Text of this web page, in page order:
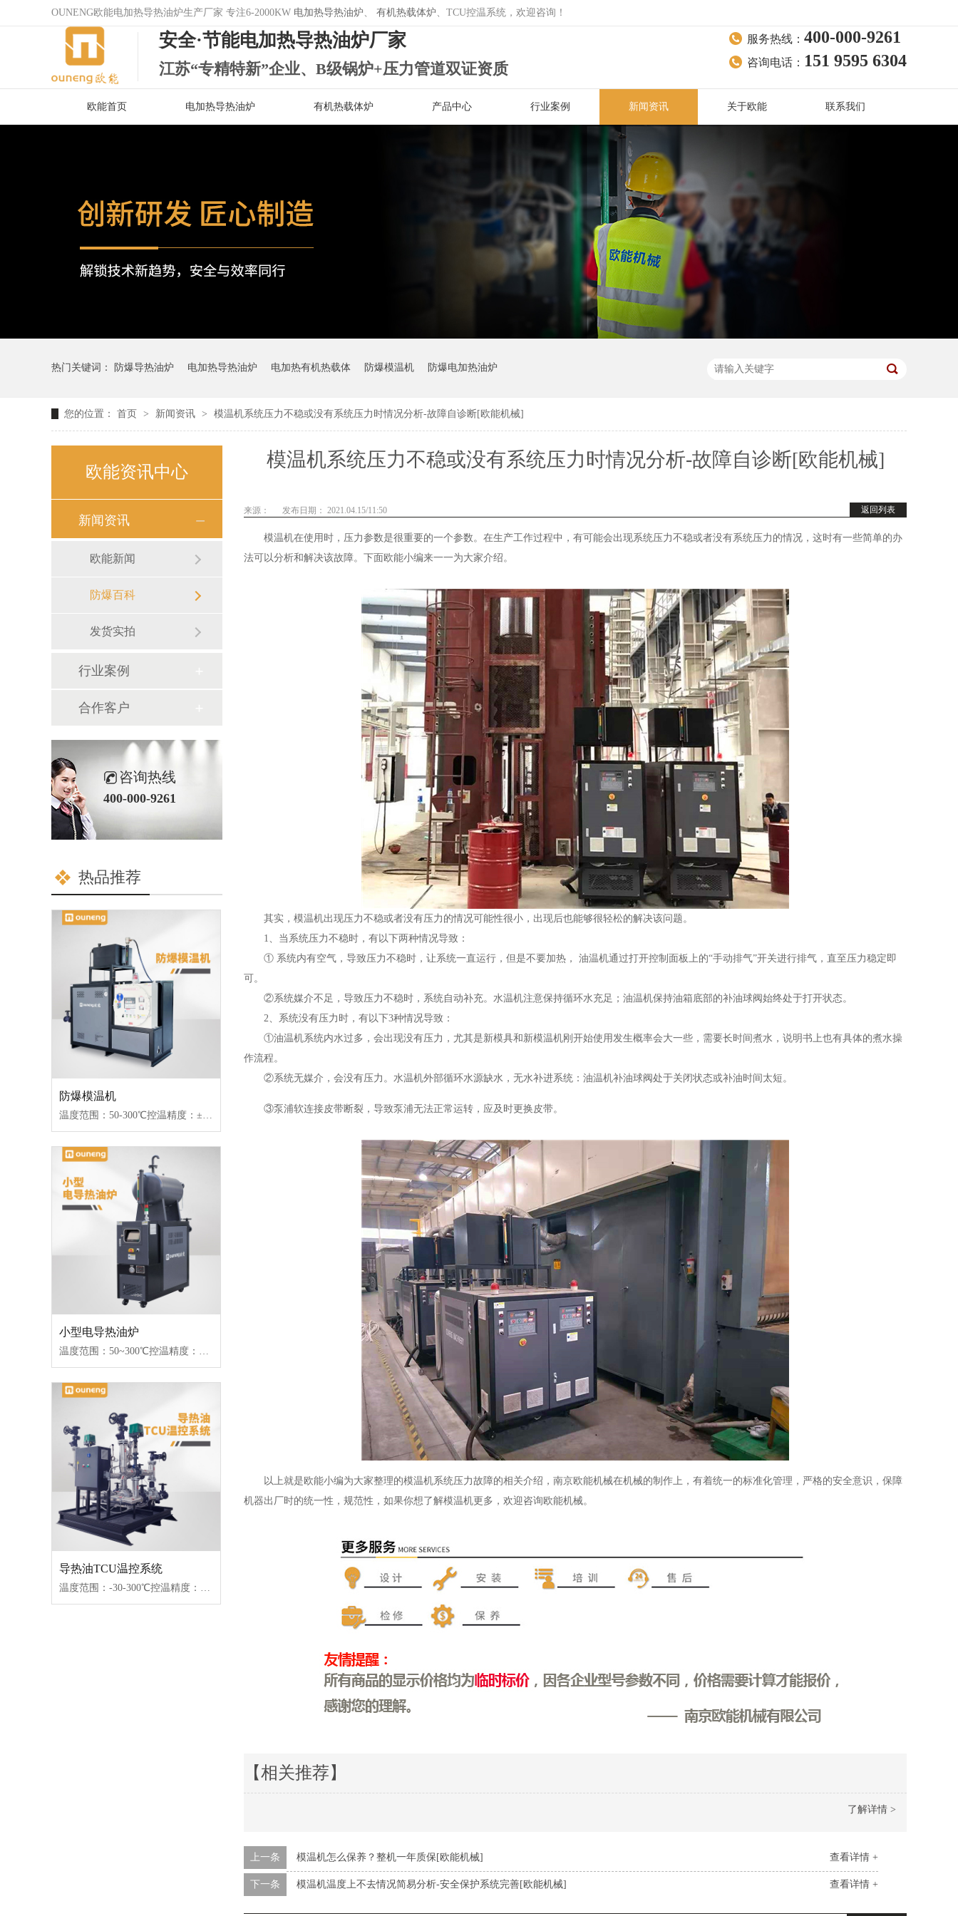
OUNENG欧能电加热导热油炉生产厂家 专注6-2000KW 电加热导热油炉 、 有机热载体炉 、TCU控温系统，欢迎咨询！
安全·节能电加热导热油炉厂家
江苏“专精特新”企业、B级锅炉+压力管道双证资质
服务热线： 400-000-9261
咨询电话： 151 9595 6304
欧能首页 电加热导热油炉 有机热载体炉 产品中心 行业案例 新闻资讯 关于欧能 联系我们
热门关键词： 防爆导热油炉 电加热导热油炉 电加热有机热载体 防爆模温机 防爆电加热油炉
您的位置： 首页 > 新闻资讯 > 模温机系统压力不稳或没有系统压力时情况分析-故障自诊断[欧能机械]
模温机系统压力不稳或没有系统压力时情况分析-故障自诊断[欧能机械]
返回列表
来源： 发布日期： 2021.04.15/11:50
模温机在使用时，压力参数是很重要的一个参数。在生产工作过程中，有可能会出现系统压力不稳或者没有系统压力的情况，这时有一些简单的办
法可以分析和解决该故障。下面欧能小编来一一为大家介绍。
其实，模温机出现压力不稳或者没有压力的情况可能性很小，出现后也能够很轻松的解决该问题。
1、当系统压力不稳时，有以下两种情况导致：
① 系统内有空气，导致压力不稳时，让系统一直运行，但是不要加热， 油温机通过打开控制面板上的“手动排气”开关进行排气，直至压力稳定即
可。
②系统媒介不足，导致压力不稳时，系统自动补充。水温机注意保持循环水充足；油温机保持油箱底部的补油球阀始终处于打开状态。
2、系统没有压力时，有以下3种情况导致：
①油温机系统内水过多，会出现没有压力，尤其是新模具和新模温机刚开始使用发生概率会大一些，需要长时间煮水，说明书上也有具体的煮水操
作流程。
②系统无媒介，会没有压力。水温机外部循环水源缺水，无水补进系统：油温机补油球阀处于关闭状态或补油时间太短。
③泵浦软连接皮带断裂，导致泵浦无法正常运转，应及时更换皮带。
以上就是欧能小编为大家整理的模温机系统压力故障的相关介绍，南京欧能机械在机械的制作上，有着统一的标准化管理，严格的安全意识，保障
机器出厂时的统一性，规范性，如果你想了解模温机更多，欢迎咨询欧能机械。
【相关推荐】
了解详情 >
查看详情 +
上一条 模温机怎么保养？整机一年质保[欧能机械]
查看详情 +
下一条 模温机温度上不去情况简易分析-安全保护系统完善[欧能机械]
欧能资讯中心
新闻资讯
欧能新闻
防爆百科
发货实拍
行业案例
合作客户
咨询热线
400-000-9261
热品推荐
防爆模温机
小型电导热油炉
温度范围：50~300℃控温精度：±1℃加热功率：18~96kW控制类型：固态继电器/可控硅
导热油TCU温控系统